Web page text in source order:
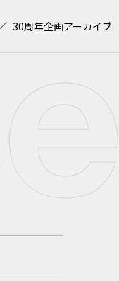
30周年企画アーカイブ